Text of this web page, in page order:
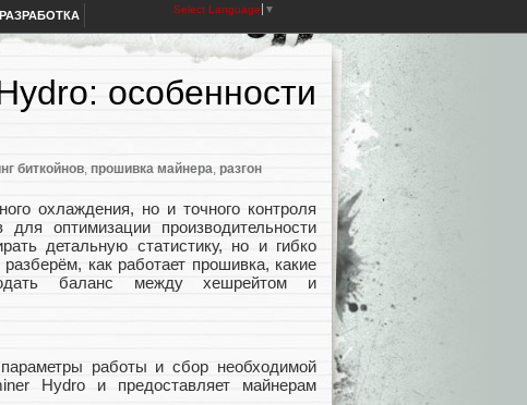
Select Language ▼
особенности
биткойнов, прошивка майнера, разгон
охлаждения, но и точного контроля
оптимизации производительности
детальную статистику, но и гибко
как работает прошивка, какие
баланс между хешрейтом и
работы и сбор необходимой
Hydro и предоставляет майнерам